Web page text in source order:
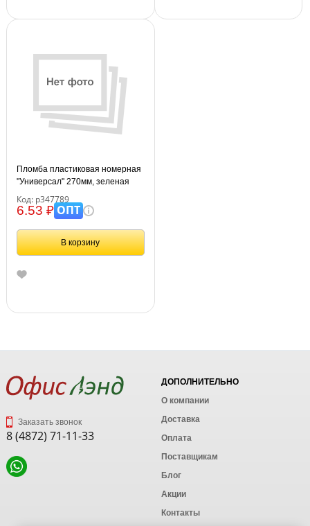
Пломба пластиковая номерная
"Универсал" 270мм, зеленая
Код: р347789
6.53 ₽ОПТ
В корзину
Заказать звонок
8 (4872) 71-11-33
ДОПОЛНИТЕЛЬНО
О компании
Доставка
Оплата
Поставщикам
Блог
Акции
Контакты